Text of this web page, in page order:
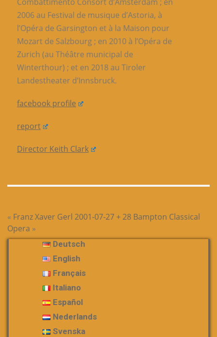
Combattimento Consort d’Amsterdam ; en
2006 au Festival de musique d’Astoria, à
l’Opéra de Garsington et à la Maison pour
Mozart de Salzbourg ; en 2010 à l’Opéra de
Zurich (au Théâtre municipal de
Winterthour) ; et en 2018 au Tiroler
Landestheater d’Innsbruck.
facebook profile
report
Director Keith Clark
« Franz Xaver Gerl 2001-07-27 + 28 Bampton Classical
Opera »
Deutsch
English
Français
Italiano
Español
Nederlands
Svenska